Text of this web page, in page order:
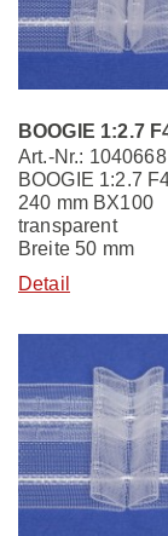
BOOGIE 1:2.7
Art.-Nr.: 1040668
BOOGIE 1:2.7
240 mm BX100
transparent
Breite 50 mm
Detail